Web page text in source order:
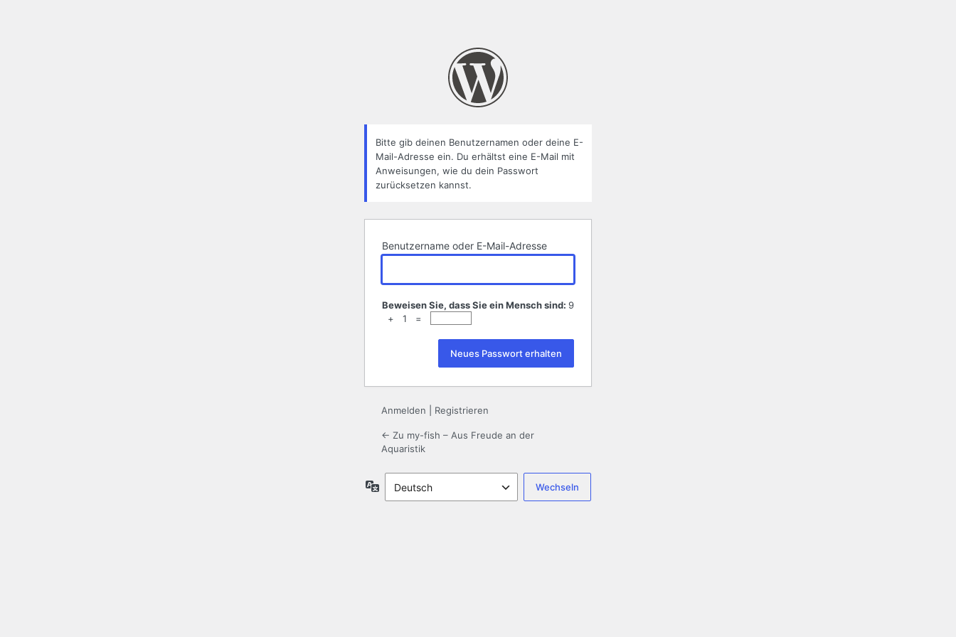
Bitte gib deinen Benutzernamen oder deine E-
Mail-Adresse ein. Du erhältst eine E-Mail mit
Anweisungen, wie du dein Passwort
zurücksetzen kannst.
Benutzername oder E-Mail-Adresse
Beweisen Sie, dass Sie ein Mensch sind: 9
+ 1 =
Anmelden Registrieren
← Zu my-fish – Aus Freude an der
Aquaristik
Sprache